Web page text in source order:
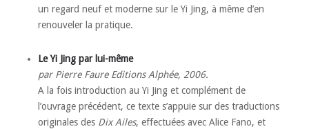
un regard neuf et moderne sur le Yi Jing, à même d’en
renouveler la pratique.
Le Yi Jing par lui-même
par Pierre Faure Editions Alphée, 2006.
A la fois introduction au Yi Jing et complément de
l’ouvrage précédent, ce texte s’appuie sur des traductions
originales des Dix Ailes, effectuées avec Alice Fano, et